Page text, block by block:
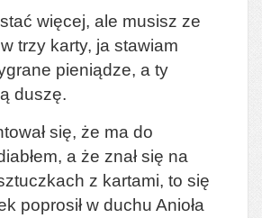
więcej, ale musisz ze
trzy karty, ja stawiam
pieniądze, a ty
duszę.
się, że ma do
a że znał się na
z kartami, to się
poprosił w duchu Anioła